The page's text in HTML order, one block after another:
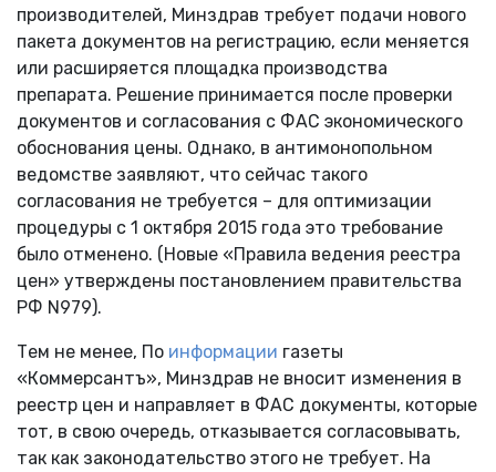
производителей, Минздрав требует подачи нового
пакета документов на регистрацию, если меняется
или расширяется площадка производства
препарата. Решение принимается после проверки
документов и согласования с ФАС экономического
обоснования цены. Однако, в антимонопольном
ведомстве заявляют, что сейчас такого
согласования не требуется – для оптимизации
процедуры с 1 октября 2015 года это требование
было отменено. (Новые «Правила ведения реестра
цен» утверждены постановлением правительства
РФ N979).
Тем не менее, По информации газеты
«Коммерсантъ», Минздрав не вносит изменения в
реестр цен и направляет в ФАС документы, которые
тот, в свою очередь, отказывается согласовывать,
так как законодательство этого не требует. На